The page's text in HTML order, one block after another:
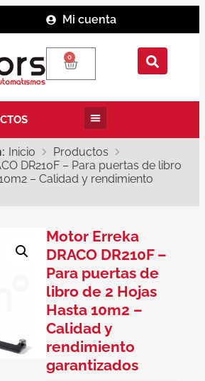
Mi cuenta
0
Inicio
Productos
DR210F – Para puertas de libro
– Calidad y rendimiento
Motor Erreka
DRACO DR210F –
Para puertas de
libro de 2 Hojas
Hasta 10m2 –
Calidad y
rendimiento
garantizados